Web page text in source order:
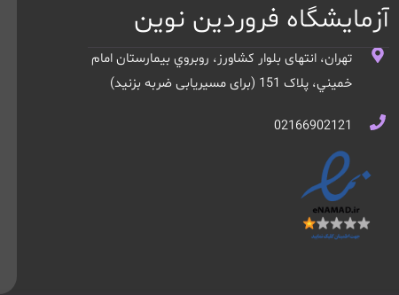
آزمایشگاه فروردین نوین
تهران، انتهای بلوار کشاورز، روبروي بيمارستان امام
خميني، پلاک 151 (برای مسیریابی ضربه بزنید)
02166902121